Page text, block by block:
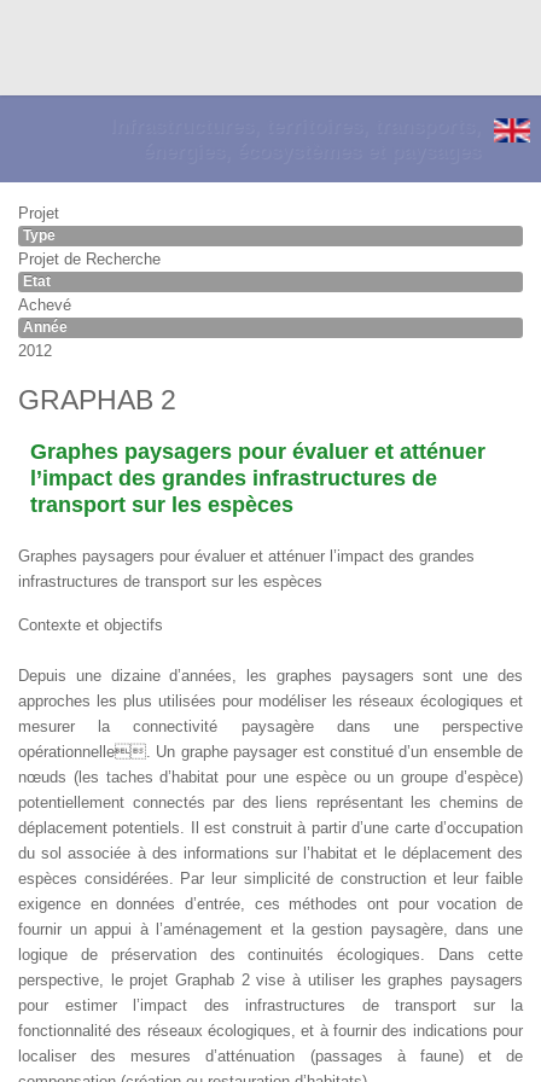
Projet
Type
Projet de Recherche
Etat
Achevé
Année
2012
GRAPHAB 2
Graphes paysagers pour évaluer et atténuer
l’impact des grandes infrastructures de
transport sur les espèces
Graphes paysagers pour évaluer et atténuer l’impact des grandes
infrastructures de transport sur les espèces
Contexte et objectifs
Depuis une dizaine d’années, les graphes paysagers sont une des
approches les plus utilisées pour modéliser les réseaux écologiques et
mesurer la connectivité paysagère dans une perspective
opérationnelle. Un graphe paysager est constitué d’un ensemble de
nœuds (les taches d’habitat pour une espèce ou un groupe d’espèce)
potentiellement connectés par des liens représentant les chemins de
déplacement potentiels. Il est construit à partir d’une carte d’occupation
du sol associée à des informations sur l’habitat et le déplacement des
espèces considérées. Par leur simplicité de construction et leur faible
exigence en données d’entrée, ces méthodes ont pour vocation de
fournir un appui à l’aménagement et la gestion paysagère, dans une
logique de préservation des continuités écologiques. Dans cette
perspective, le projet Graphab 2 vise à utiliser les graphes paysagers
pour estimer l’impact des infrastructures de transport sur la
fonctionnalité des réseaux écologiques, et à fournir des indications pour
localiser des mesures d’atténuation (passages à faune) et de